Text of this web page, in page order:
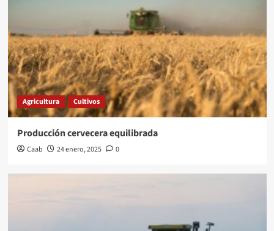
Agricultura Cultivos
Producción cervecera equilibrada
Caab 24 enero, 2025 0